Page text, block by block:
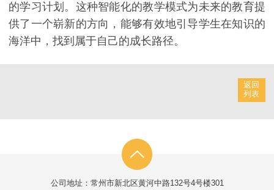
的学习计划。这种智能化的教学模式为未来的教育提
供了一个崭新的方向，能够有效地引导学生在知识的
海洋中，找到属于自己的成长路径。
返回
列表
公司地址：常州市新北区黄河中路132号4号楼301